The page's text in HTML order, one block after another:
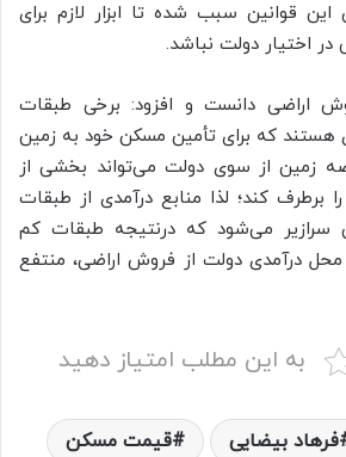
این قوانین سبب شده تا ابزار لازم برای
در اختیار دولت نباشد.
اراضی دانست و افزود: برخی طبقات
هستند که برای تأمین مسکن خود به زمین
زمین از سوی دولت می‌تواند بخشی از
کند؛ لذا منابع درآمدی از طبقات
می‌شود که درنتیجه طبقات کم
محل درآمدی دولت از فروش اراضی، منتفع
به این مطلب امتیاز دهید
فرهاد بیضایی قیمت مسکن